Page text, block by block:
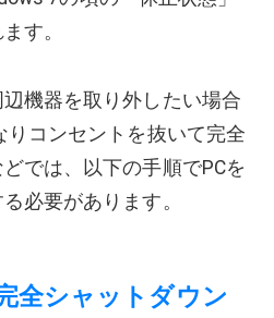
す。
機器を取り外したい場合
りコンセントを抜いて完全
では、以下の手順でPCを
必要があります。
全シャットダウン